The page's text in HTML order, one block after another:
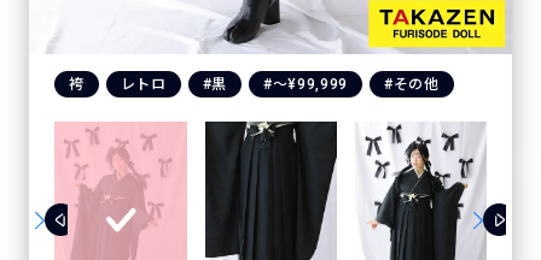
袴 レトロ #黒 #〜¥99,999 #その他